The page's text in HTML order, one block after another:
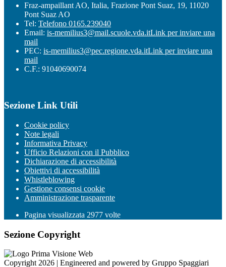
Fraz-ampaillant AO, Italia, Frazione Pont Suaz, 19, 11020
Pont Suaz AO
Tel: Telefono 0165.239040
Email: is-memilius3@mail.scuole.vda.itLink per inviare una
mail
PEC: is-memilius3@pec.regione.vda.itLink per inviare una
mail
C.F.: 91040690074
Sezione Link Utili
Cookie policy
Note legali
Informativa Privacy
Ufficio Relazioni con il Pubblico
Dichiarazione di accessibilità
Obiettivi di accessibilità
Whistleblowing
Gestione consensi cookie
Amministrazione trasparente
Pagina visualizzata 2977 volte
Sezione Copyright
Copyright 2026 | Engineered and powered by Gruppo Spaggiari